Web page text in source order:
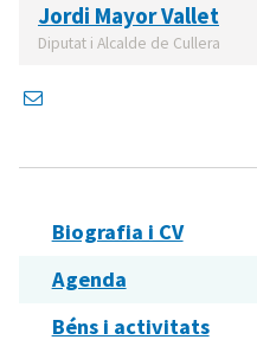
Jordi Mayor Vallet
Diputat i Alcalde de Cullera
Biografia i CV
Agenda
Béns i activitats